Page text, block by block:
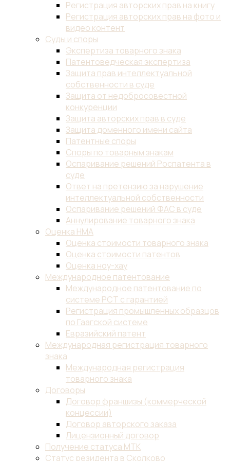
технологическая
разведка
Исследования
патентной
чистоты
Ускоренное
патентование
Патентный
поиск
Поддержание
патента
в
силе
Товарные
знаки
Регистрация
товарного
знака
Бесплатная
проверка
названия
бренда
Внесение
изменений
в
товарный
знак
Внесение
товарного
знака
в
таможенный
реестр
(ТРОИС)
Коллективный
товарный
знак
Общеизвестный
товарный
знак
Отчуждение